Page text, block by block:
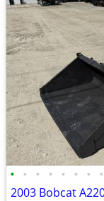
• • • • • • • •